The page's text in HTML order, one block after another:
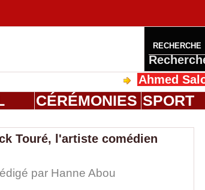
RECHERCHE
Ahmed Saloum
CÉRÉMONIES SPORT
Touré, l'artiste comédien
par Hanne Abou